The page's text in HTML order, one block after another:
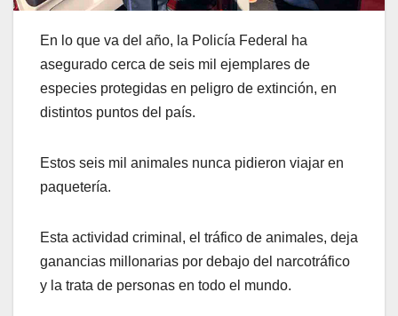
En lo que va del año, la Policía Federal ha
asegurado cerca de seis mil ejemplares de
especies protegidas en peligro de extinción, en
distintos puntos del país.
Estos seis mil animales nunca pidieron viajar en
paquetería.
Esta actividad criminal, el tráfico de animales, deja
ganancias millonarias por debajo del narcotráfico
y la trata de personas en todo el mundo.